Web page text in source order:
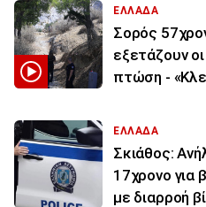
ΕΛΛΑΔΑ
Σορός
εξετάζουν
πτώση -
ΕΛΛΑΔΑ
Σκιάθος:
17χρονο για
με διαρροή